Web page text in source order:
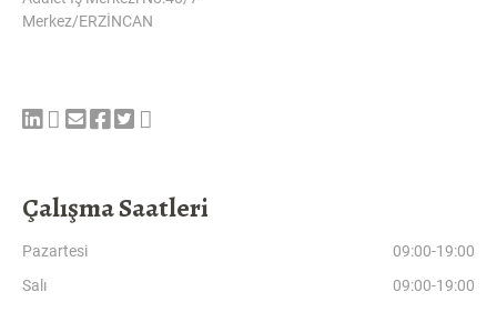
Merkez/ERZİNCAN
Çalışma Saatleri
Pazartesi
09:00-19:00
Salı
09:00-19:00